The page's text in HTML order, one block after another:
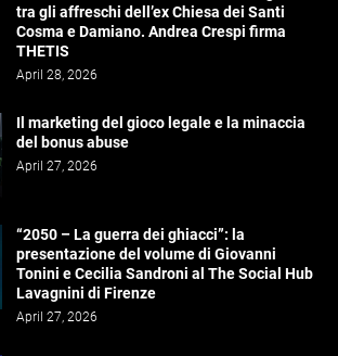
tra gli affreschi dell’ex Chiesa dei Santi
Cosma e Damiano. Andrea Crespi firma
THETIS
April 28, 2026
Il marketing del gioco legale e la minaccia
del bonus abuse
April 27, 2026
“2050 – La guerra dei ghiacci”: la
presentazione del volume di Giovanni
Tonini e Cecilia Sandroni al The Social Hub
Lavagnini di Firenze
April 27, 2026